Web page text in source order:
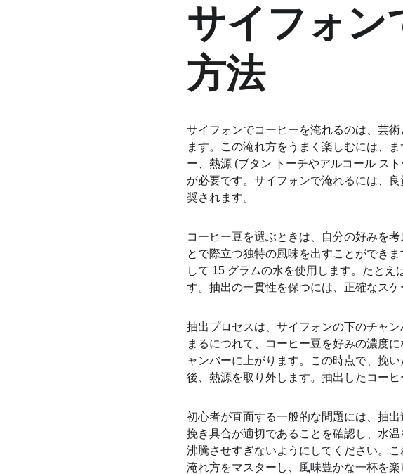
サイフォン
方法
サイフォンでコーヒーを淹れるのは、芸
ます。この淹れ方をうまく楽しむには、
ー、熱源 (ブタン トーチやアルコール ス
が必要です。サイフォンで淹れるには、
奨されます。
コーヒー豆を選ぶときは、自分の好みを
とで際立つ独特の風味を出すことができ
して 15 グラムの水を使用します。たと
す。抽出の一貫性を保つには、正確なスケ
抽出プロセスは、サイフォンの下のチャ
まるにつれて、コーヒー豆を好みの濃度
ャンバーに上がります。この時点で、挽
後、熱源を取り外します。抽出したコー
初心者が直面する一般的な問題には、抽
挽き具合が適切であることを確認し、水
沸騰させすぎないようにしてください。
淹れ方をマスターし、風味豊かな一杯を楽